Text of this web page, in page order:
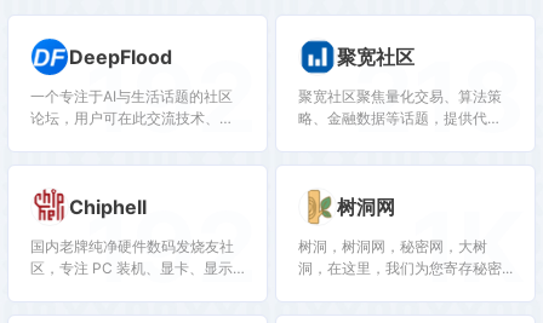
DeepFlood
一个专注于AI与生活话题的社区
论坛，用户可在此交流技术、分
192 聚宽社区
聚宽社区聚焦量化交易、算法策
略、金融数据等话题，提供代码
合金融从业者、量化爱好者及研
218
Chiphell
国内老牌纯净硬件数码发烧友社
区，专注 PC 装机、显卡、显示
测评交流，无广告，长期稳定运
192 树洞网
树洞，树洞网，秘密网，大树
洞，在这里，我们为您寄存秘密...
1K